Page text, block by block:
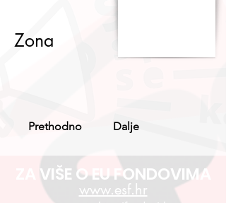
Zona
Prethodno Dalje
ZA VIŠE O EU FONDOVIMA
www.esf.hr